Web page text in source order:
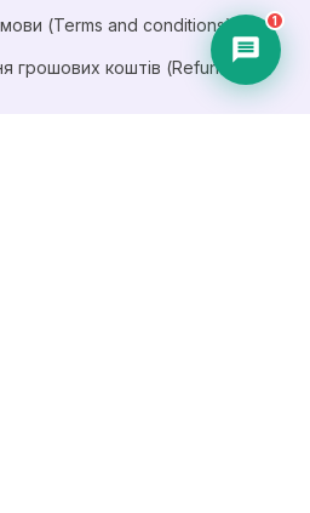
(Terms and conditions)
грошових коштів (Refund
1